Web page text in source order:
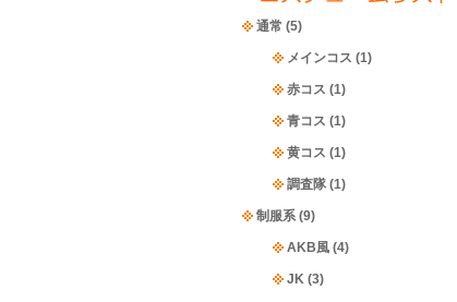
通常 (5)
メインコス (1)
赤コス (1)
青コス (1)
黄コス (1)
調査隊 (1)
制服系 (9)
AKB風 (4)
JK (3)